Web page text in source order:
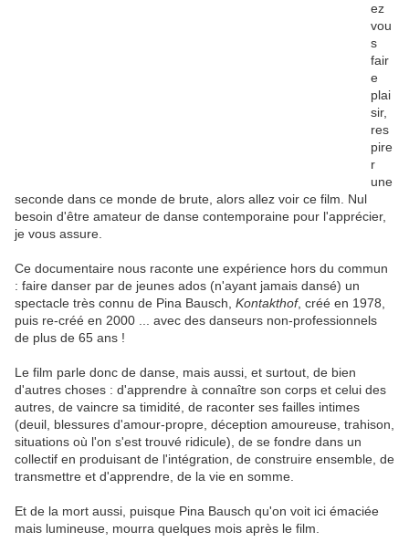
ez
vou
s
fair
e
plai
sir,
res
pire
r
une
seconde dans ce monde de brute, alors allez voir ce film. Nul
besoin d'être amateur de danse contemporaine pour l'apprécier,
je vous assure.
Ce documentaire nous raconte une expérience hors du commun
: faire danser par de jeunes ados (n'ayant jamais dansé) un
spectacle très connu de Pina Bausch, Kontakthof, créé en 1978,
puis re-créé en 2000 ... avec des danseurs non-professionnels
de plus de 65 ans !
Le film parle donc de danse, mais aussi, et surtout, de bien
d'autres choses : d'apprendre à connaître son corps et celui des
autres, de vaincre sa timidité, de raconter ses failles intimes
(deuil, blessures d'amour-propre, déception amoureuse, trahison,
situations où l'on s'est trouvé ridicule), de se fondre dans un
collectif en produisant de l'intégration, de construire ensemble, de
transmettre et d'apprendre, de la vie en somme.
Et de la mort aussi, puisque Pina Bausch qu'on voit ici émaciée
mais lumineuse, mourra quelques mois après le film.